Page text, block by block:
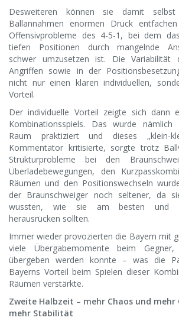
Desweiteren können sie damit selbst
Ballannahmen enormen Druck
Offensivprobleme des 4-5-1, bei dem
tiefen Positionen durch mangelnde
schwer umzusetzen ist. Die
Angriffen sowie in der
nicht nur einen klaren individuellen,
Vorteil.
Der individuelle Vorteil zeigte sich dann
Kombinationsspiels. Das wurde
Raum praktiziert und dieses „klein-
Kommentator kritisierte, sorgte trotz
Strukturprobleme bei den
Überladebewegungen, den
Räumen und den Positionswechseln
der Braunschweiger noch seltener, da
wussten, wie sie am besten und
herausrücken sollten.
Immer wieder provozierten die Bayern mit
viele Übergabemomente beim
übergeben werden konnte – was die
Bayerns Vorteil beim Spielen dieser
Räumen verstärkte.
Zweite Halbzeit – mehr Chaos und
mehr Stabilität